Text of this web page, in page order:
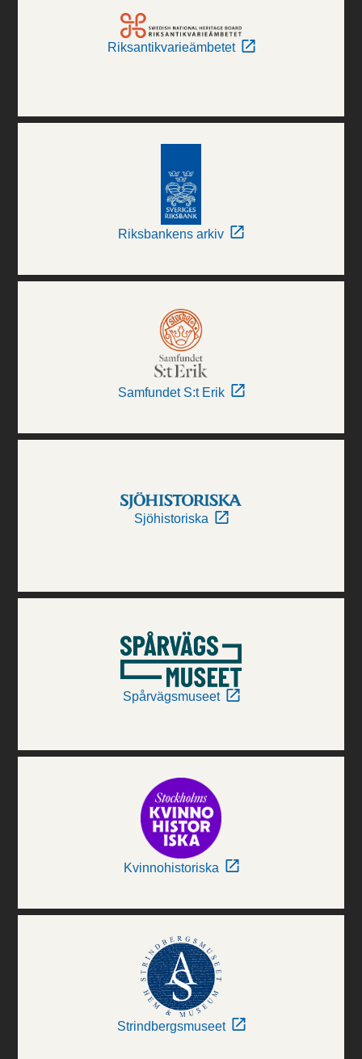
Riksantikvarieämbetet
Riksbankens arkiv
Samfundet S:t Erik
Sjöhistoriska
Spårvägsmuseet
Kvinnohistoriska
Strindbergsmuseet